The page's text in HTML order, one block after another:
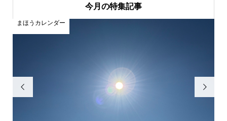
今月の特集記事

まほうカレンダー
